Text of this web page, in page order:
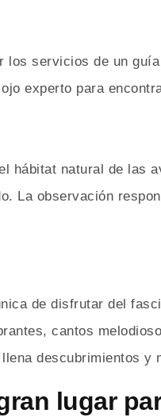
los servicios de un
experto para
hábitat natural de las
La observación
de disfrutar del
cantos
descubrimientos y
lugar